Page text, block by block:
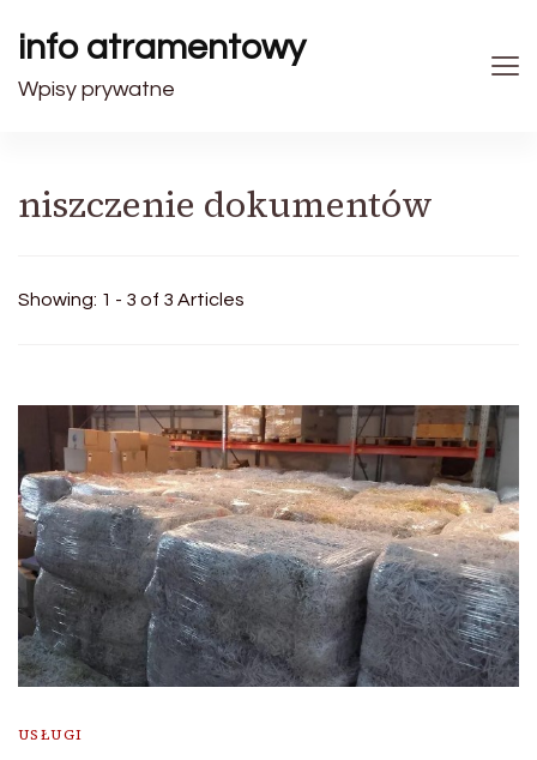
info atramentowy
Wpisy prywatne
niszczenie dokumentów
Showing: 1 - 3 of 3 Articles
USŁUGI